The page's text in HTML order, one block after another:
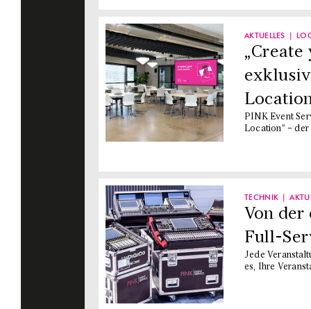
AKTUELLES
PINK Event
Location“ –
TECHNIK
Von
Full-
Jede
es, Ihre